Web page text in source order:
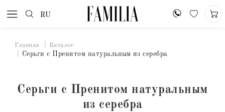
RU
Главная Каталог
Серьги с Пренитом натуральным из серебра
Серьги с Пренитом натуральным
из серебра